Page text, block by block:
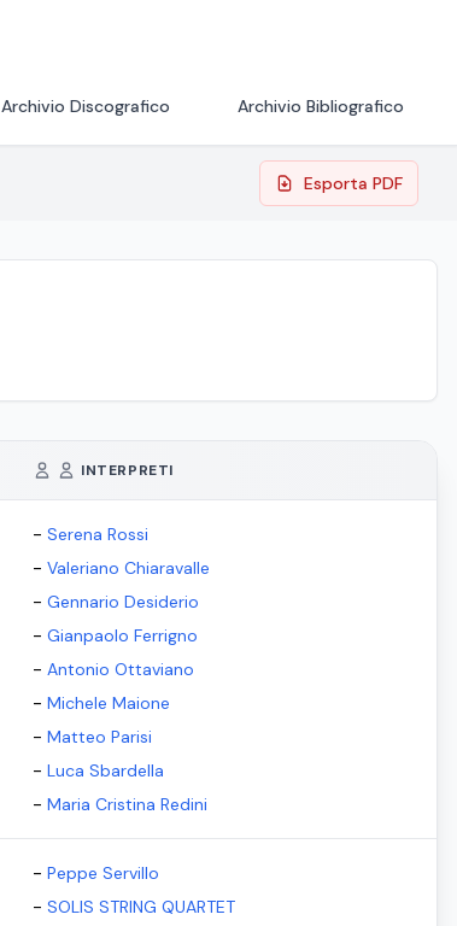
Archivio Discografico Archivio Bibliografico
Esporta PDF
INTERPRETI
- Serena Rossi
- Valeriano Chiaravalle
- Gennario Desiderio
- Gianpaolo Ferrigno
- Antonio Ottaviano
- Michele Maione
- Matteo Parisi
- Luca Sbardella
- Maria Cristina Redini
- Peppe Servillo
- SOLIS STRING QUARTET